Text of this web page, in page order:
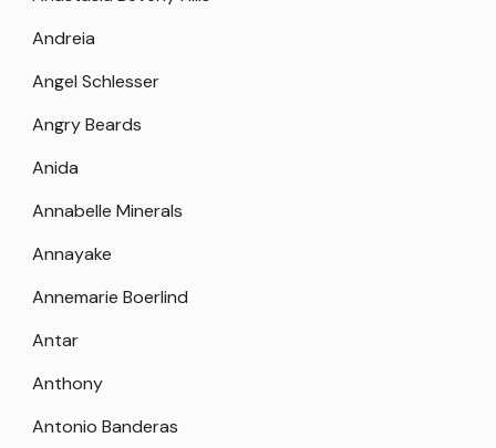
Andreia
Angel Schlesser
Angry Beards
Anida
Annabelle Minerals
Annayake
Annemarie Boerlind
Antar
Anthony
Antonio Banderas